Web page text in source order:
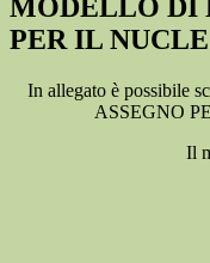
MODELLO DI
PER IL
In allegato è possibile
ASSEGNO
Il